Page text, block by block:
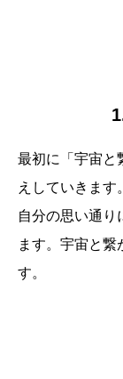
最初に「宇宙と
えしていきます
自分の思い通り
ます。宇宙と繋
す。